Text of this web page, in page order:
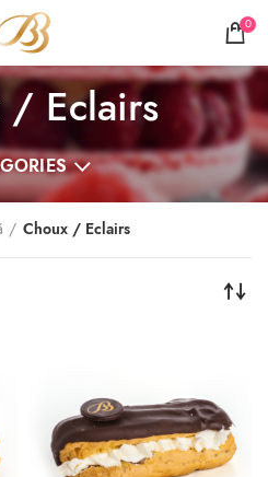
0
/ Eclairs
Choux / Eclairs